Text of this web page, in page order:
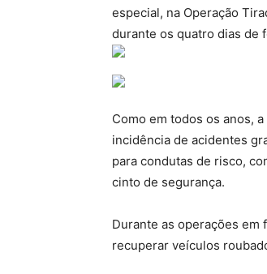
especial, na Operação
durante os quatro dias de
Como em todos os anos,
incidência de acidentes
para condutas de risco,
cinto de segurança.
Durante as operações em
recuperar veículos